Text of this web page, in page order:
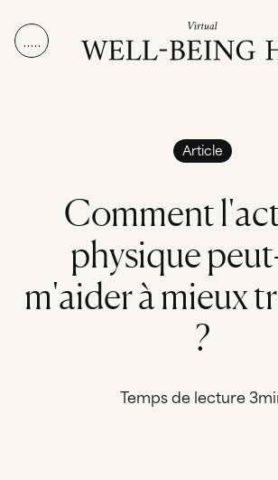
Article
Commentl'ac
physiquepeut
m'aideràmieuxtr
?
Temps de lecture